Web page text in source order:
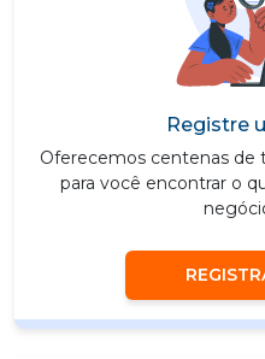
Registre
Oferecemos centenas de
para você encontrar o